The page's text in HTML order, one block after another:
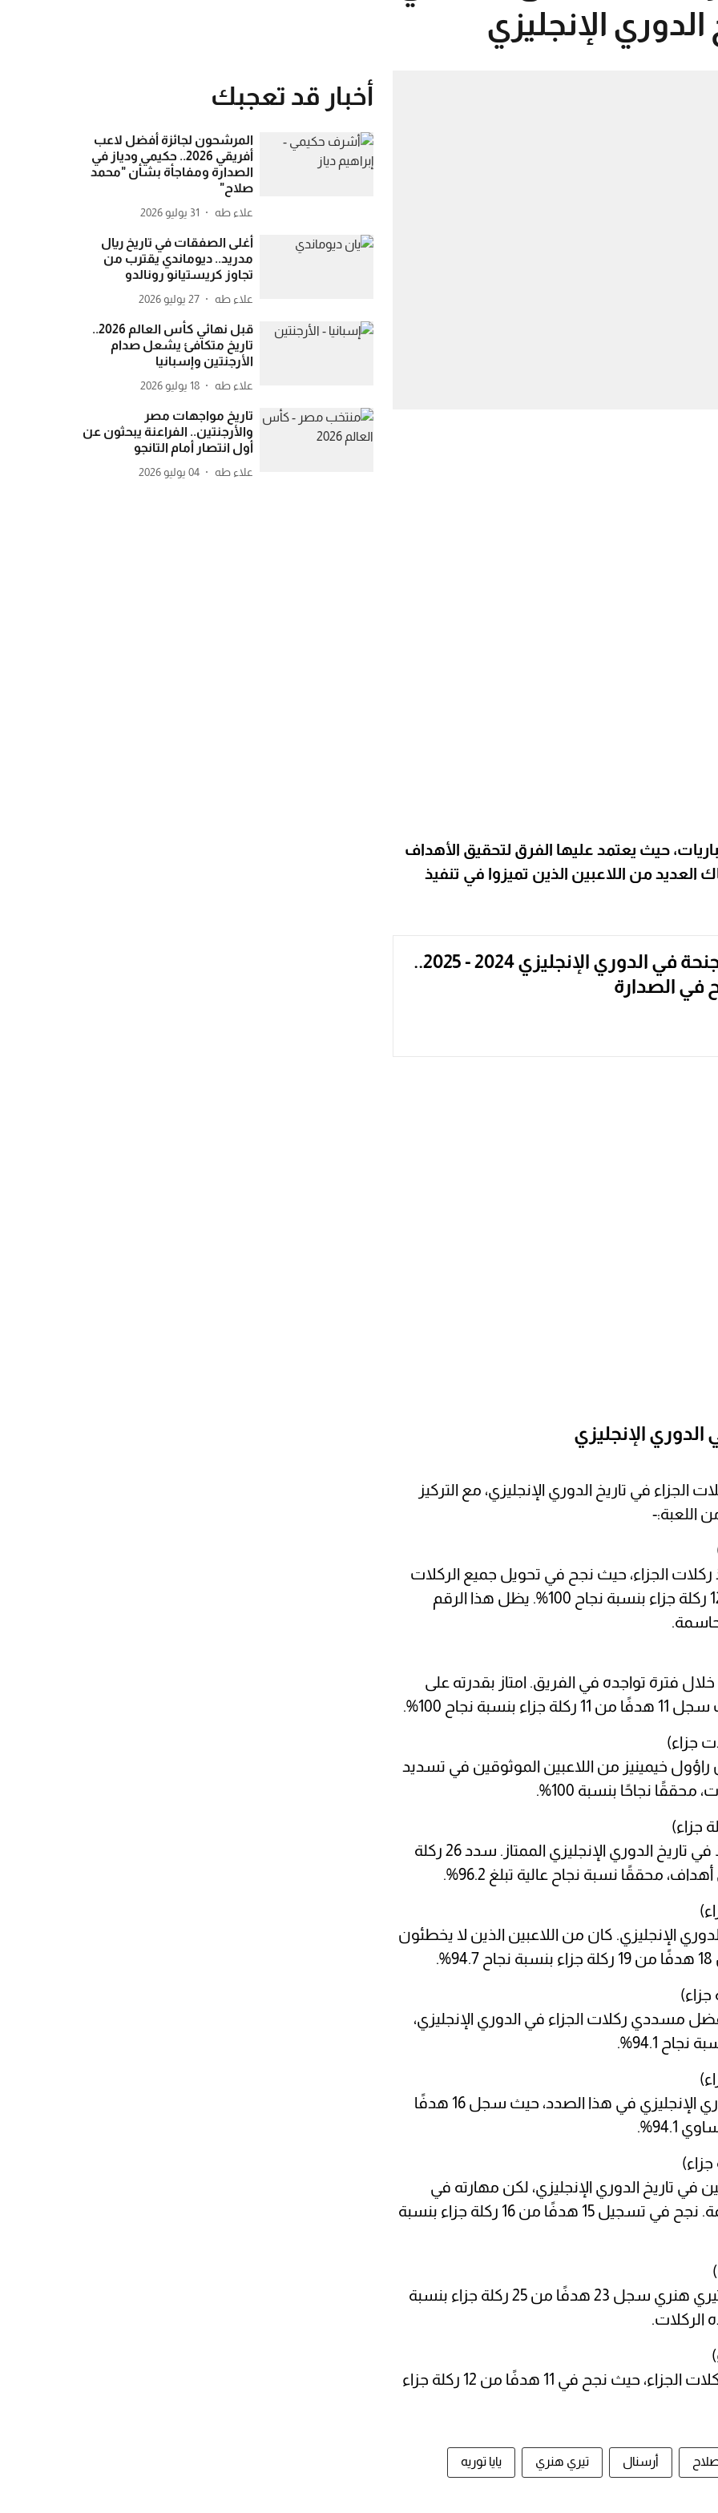
الإنجليزي
حيث يعتمد عليها الفرق لتحقيق الأهداف
العديد من اللاعبين الذين تميزوا في تنفيذ
أفضل 10 أجنحة في الدوري الإنجليزي 2024 - 2025..
في الصدارة
10 مسددين لركلات الجزاء في تاريخ الدوري الإنجليزي، مع التركيز
اللعبة:-
الجزاء، حيث نجح في تحويل جميع الركلات
التي سددها إلى أهداف. سجل 12 هدفًا من 12 ركلة جزاء بنسبة نجاح 100%. يظل هذا الرقم
فترة تواجده في الفريق. امتاز بقدرته على
نجاح 100%.
راؤول خيمينيز من اللاعبين الموثوقين في تسديد
يعد ماتيو لو تيسيي من أفضل لاعبي الوسط في تاريخ الدوري الإنجليزي الممتاز. سدد 26 ركلة
الإنجليزي. كان من اللاعبين الذين لا يخطئون
مسددي ركلات الجزاء في الدوري الإنجليزي،
يُعد جيمس بيتي من أفضل اللاعبين في الدوري الإنجليزي في هذا الصدد، حيث سجل 16 هدفًا
تاريخ الدوري الإنجليزي، لكن مهارته في
تسديد ركلات الجزاء جعلته يتصدر هذه القائمة. نجح في تسجيل 15 هدفًا من 16 ركلة جزاء بنسبة
من أبرز اللاعبين في تاريخ الدوري الإنجليزي، تيري هنري سجل 23 هدفًا من 25 ركلة جزاء بنسبة
سجل إيفان توني تميزًا ملحوظًا في تسديد ركلات الجزاء، حيث نجح في 11 هدفًا من 12 ركلة جزاء
أرسنال تيري هنري يايا توريه
أخبار قد تعجبك
المرشحون لجائزة أفضل لاعب
أفريقي 2026.. حكيمي ودياز في
الصدارة ومفاجأة بشأن "محمد
صلاح"
علاء طه 31 يوليو 2026
أغلى الصفقات في تاريخ ريال
مدريد.. ديوماندي يقترب من
تجاوز كريستيانو رونالدو
علاء طه 27 يوليو 2026
قبل نهائي كأس العالم 2026..
تاريخ متكافئ يشعل صدام
الأرجنتين وإسبانيا
علاء طه 18 يوليو 2026
تاريخ مواجهات مصر
والأرجنتين.. الفراعنة يبحثون عن
أول انتصار أمام التانجو
علاء طه 04 يوليو 2026